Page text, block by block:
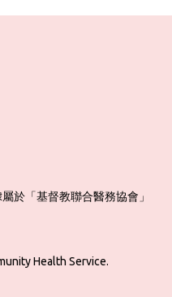
於「基督教聯合醫務協會」
Health Service.